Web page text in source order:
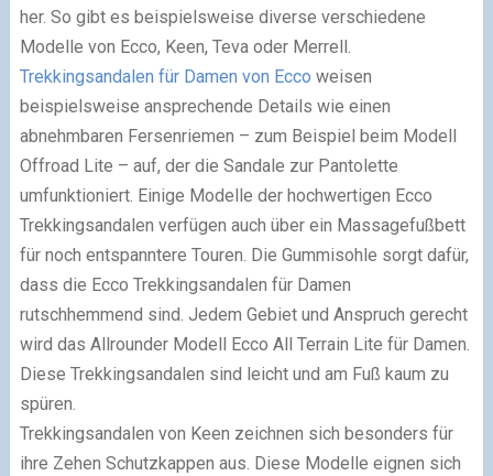
her. So gibt es beispielsweise diverse verschiedene
Modelle von Ecco, Keen, Teva oder Merrell.
Trekkingsandalen für Damen von Ecco weisen
beispielsweise ansprechende Details wie einen
abnehmbaren Fersenriemen – zum Beispiel beim Modell
Offroad Lite – auf, der die Sandale zur Pantolette
umfunktioniert. Einige Modelle der hochwertigen Ecco
Trekkingsandalen verfügen auch über ein Massagefußbett
für noch entspanntere Touren. Die Gummisohle sorgt dafür,
dass die Ecco Trekkingsandalen für Damen
rutschhemmend sind. Jedem Gebiet und Anspruch gerecht
wird das Allrounder Modell Ecco All Terrain Lite für Damen.
Diese Trekkingsandalen sind leicht und am Fuß kaum zu
spüren.
Trekkingsandalen von Keen zeichnen sich besonders für
ihre Zehen Schutzkappen aus. Diese Modelle eignen sich